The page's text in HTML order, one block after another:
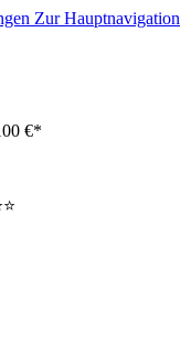
Zur Hauptnavigation
€*